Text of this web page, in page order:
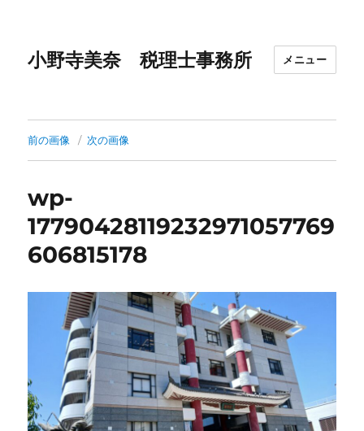
小野寺美奈 税理士事務所 メニュー
前の画像 次の画像
wp-
17790428119232971057769
606815178